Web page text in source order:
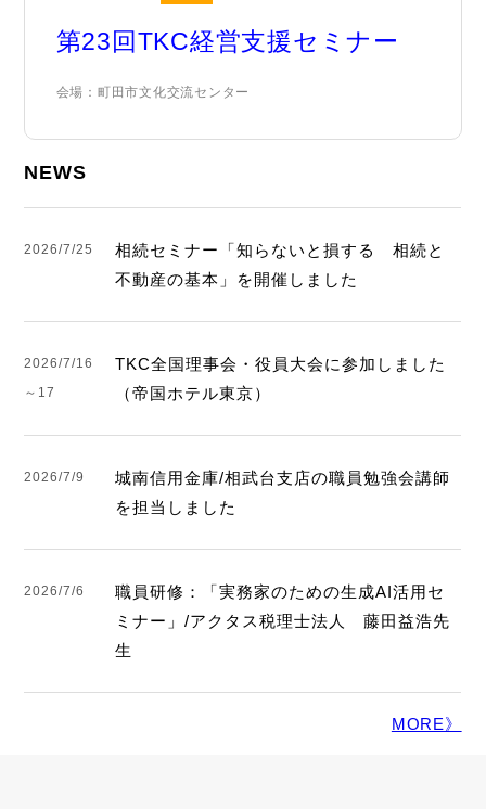
第23回TKC経営支援セミナー
会場：町田市文化交流センター
NEWS
2026/7/25
相続セミナー「知らないと損する 相続と
不動産の基本」を開催しました
2026/7/16
～17
TKC全国理事会・役員大会に参加しました
（帝国ホテル東京）
2026/7/9
城南信用金庫/相武台支店の職員勉強会講師
を担当しました
2026/7/6
職員研修：「実務家のための生成AI活用セ
ミナー」/アクタス税理士法人 藤田益浩先
生
MORE》